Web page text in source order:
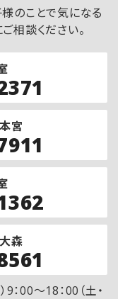
のことで気になる
相談ください。
宮
森
：00～18：00（土・